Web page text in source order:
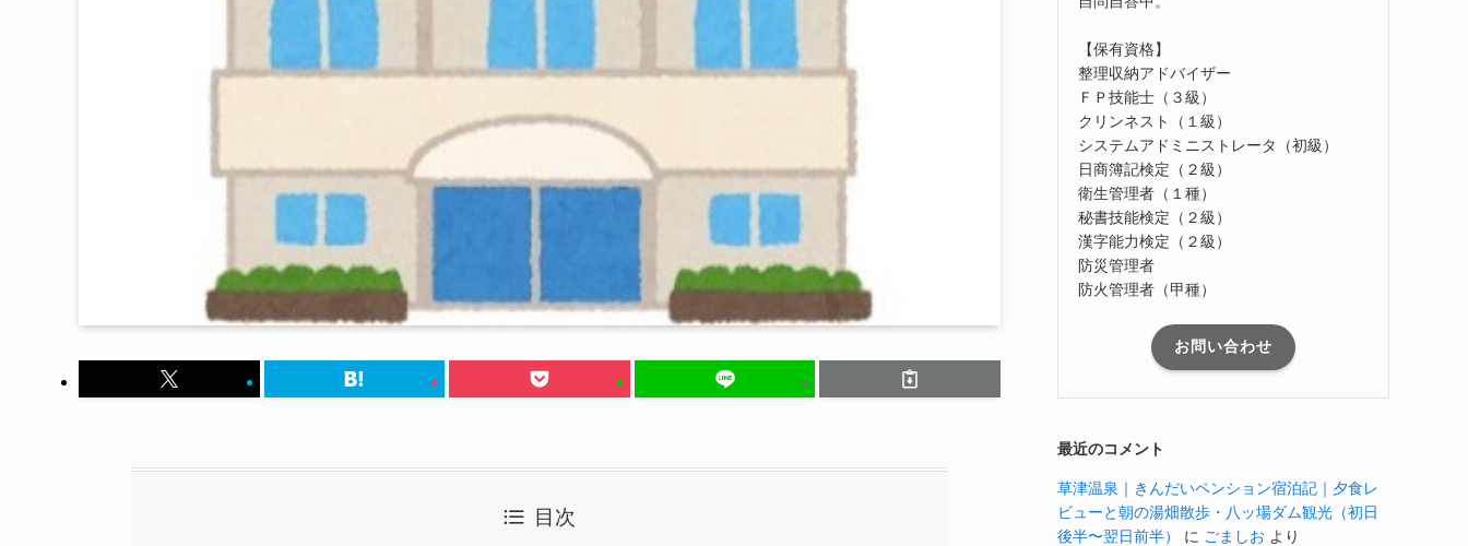
目次
【保有資格】
整理収納アドバイザー
ＦＰ技能士（３級）
クリンネスト（１級）
システムアドミニストレータ（初級）
日商簿記検定（２級）
衛生管理者（１種）
秘書技能検定（２級）
漢字能力検定（２級）
防災管理者
防火管理者（甲種）
お問い合わせ
最近のコメント
草津温泉｜きんだいペンション宿泊記｜夕食レ
ビューと朝の湯畑散歩・八ッ場ダム観光（初日
後半〜翌日前半）
に ごましお より